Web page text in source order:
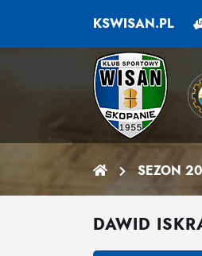
KSWISAN.PL
SEZON
DAWID